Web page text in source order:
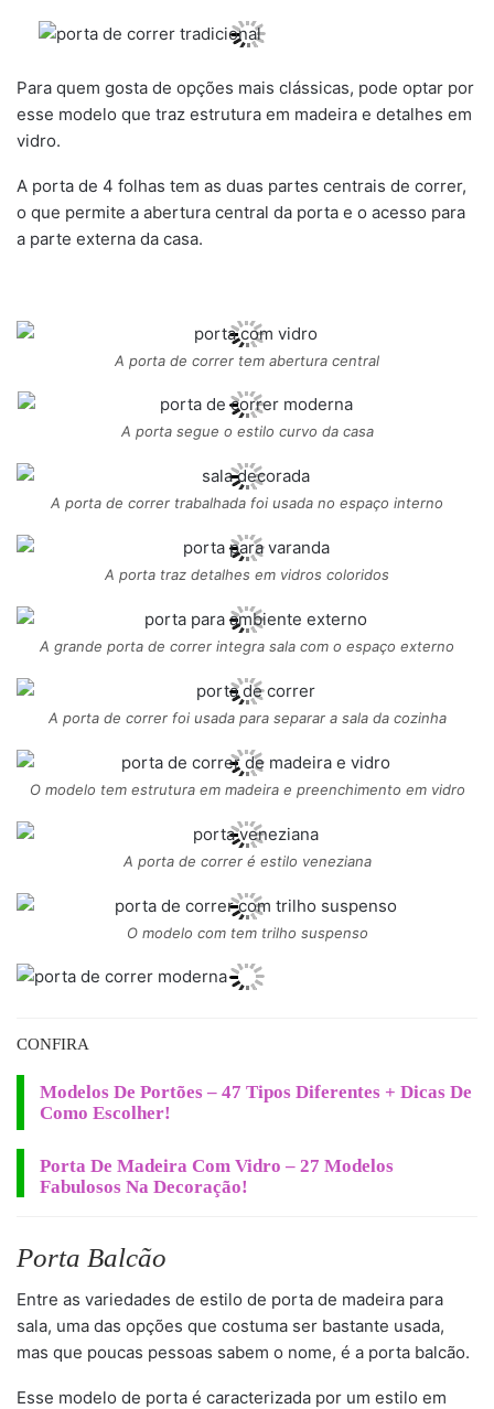
Para quem gosta de opções mais clássicas, pode optar por
esse modelo que traz estrutura em madeira e detalhes em
vidro.
A porta de 4 folhas tem as duas partes centrais de correr,
o que permite a abertura central da porta e o acesso para
a parte externa da casa.
A porta de correr tem abertura central
A porta segue o estilo curvo da casa
A porta de correr trabalhada foi usada no espaço interno
A porta traz detalhes em vidros coloridos
A grande porta de correr integra sala com o espaço externo
A porta de correr foi usada para separar a sala da cozinha
O modelo tem estrutura em madeira e preenchimento em vidro
A porta de correr é estilo veneziana
O modelo com tem trilho suspenso
CONFIRA
Modelos De Portões – 47 Tipos Diferentes + Dicas De
Como Escolher!
Porta De Madeira Com Vidro – 27 Modelos
Fabulosos Na Decoração!
Porta Balcão
Entre as variedades de estilo de porta de madeira para
sala, uma das opções que costuma ser bastante usada,
mas que poucas pessoas sabem o nome, é a porta balcão.
Esse modelo de porta é caracterizada por um estilo em